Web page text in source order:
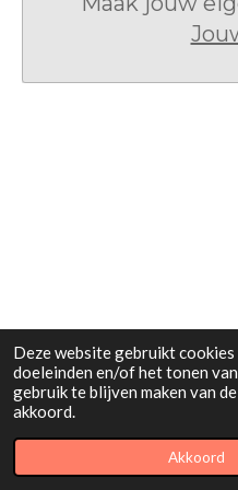
Deze website gebruikt
doeleinden en/of het tonen
gebruik te blijven maken van
akkoord.
Akkoord
© 2018 - 2026